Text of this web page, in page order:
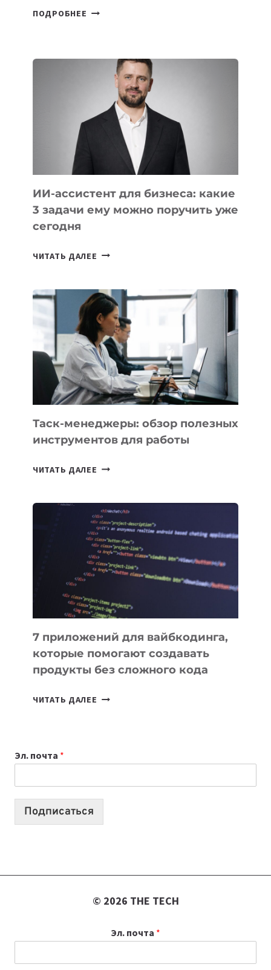
ПОДРОБНЕЕ
КОТОРЫЕ
РАЗВИВАЮТ
ТЕХНОЛОГИЧЕСКОЕ
ОБРАЗОВАНИЕ
ТАДЖИКИСТАНА
ИИ-ассистент для бизнеса: какие
3 задачи ему можно поручить уже
сегодня
ЧИТАТЬ ДАЛЕЕ ИИ-
БИЗНЕСА:
КАКИЕ
3
ЗАДАЧИ
ЕМУ
МОЖНО
ПОРУЧИТЬ
УЖЕ
СЕГОДНЯ
Таск-менеджеры: обзор полезных
инструментов для работы
ЧИТАТЬ ДАЛЕЕ ТАСК-
ПОЛЕЗНЫХ
ИНСТРУМЕНТОВ
ДЛЯ
РАБОТЫ
7 приложений для вайбкодинга,
которые помогают создавать
продукты без сложного кода
ЧИТАТЬ ДАЛЕЕ
СОЗДАВАТЬ
ПРОДУКТЫ
Эл. почта *
Подписаться
© 2026 THE TECH
Эл. почта *